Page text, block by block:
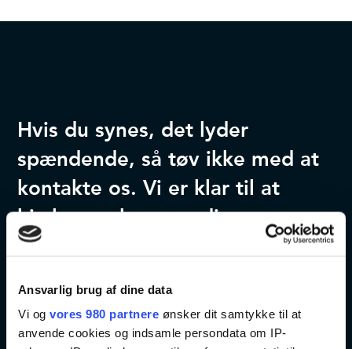
Ansvarlig brug af dine data
Vi og vores 980 partnere ønsker dit samtykke til at
anvende cookies og indsamle persondata om IP-
Hvis du synes, det lyder
spændende, så tøv ikke med at
kontakte os. Vi er klar til at
hjælpe og besvare dine
spørgsmål. Du kan desuden
arrangørens hjemmeside eller
ved at besøge det officielle